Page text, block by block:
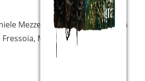
Mezzetti (moderatör), Andrea
Michele Rossetti, Paolo